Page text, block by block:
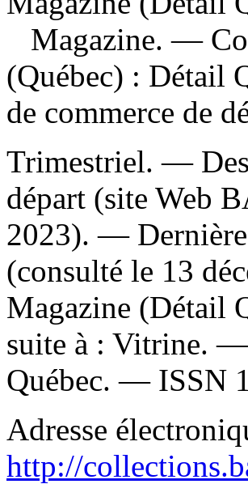
Magazine. —
(Québec) : Détail
de commerce de
Trimestriel. —
départ (site Web
2023). —
(consulté le 13
Magazine (Détail
suite à : Vitrine. —
Québec. — ISSN
Adresse
http://